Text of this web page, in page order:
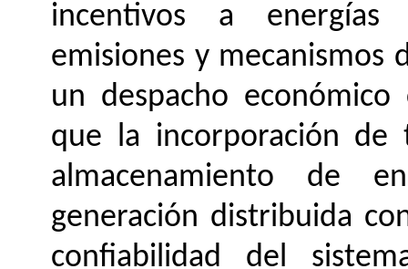
incentivos a energías
emisiones y mecanismos
un despacho
que la incorporación de
almacenamiento de
generación distribuida
confiabilidad del